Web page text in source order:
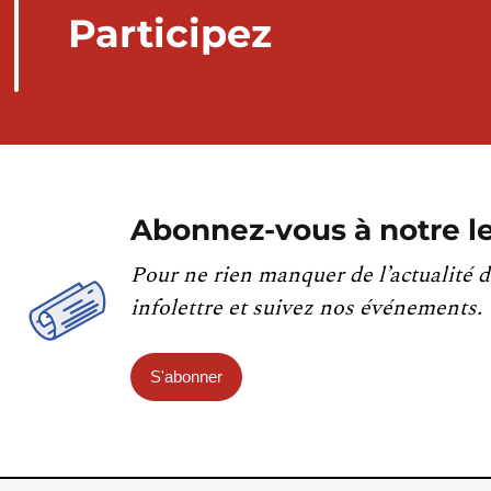
Participez
Abonnez-vous à notre
Pour ne rien manquer de l’actualité
infolettre et suivez nos événements.
S'abonner